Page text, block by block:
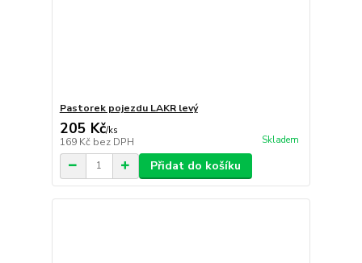
Pastorek pojezdu LAKR levý
205 Kč/ks
169 Kč bez DPH Skladem
Přidat do košíku